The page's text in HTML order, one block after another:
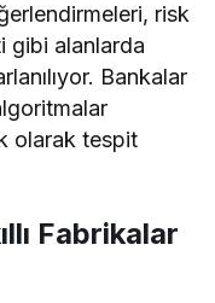
risk
gibi alanlarda
Bankalar
olarak tespit
Fabrikalar